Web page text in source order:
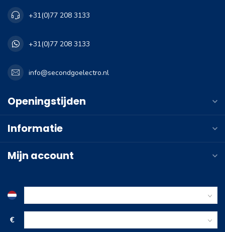
+31(0)77 208 3133
+31(0)77 208 3133
info@secondgoelectro.nl
Openingstijden
Informatie
Mijn account
€